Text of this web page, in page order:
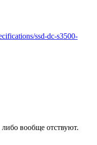
ssd-dc-s3500-
либо вообще отствуют.